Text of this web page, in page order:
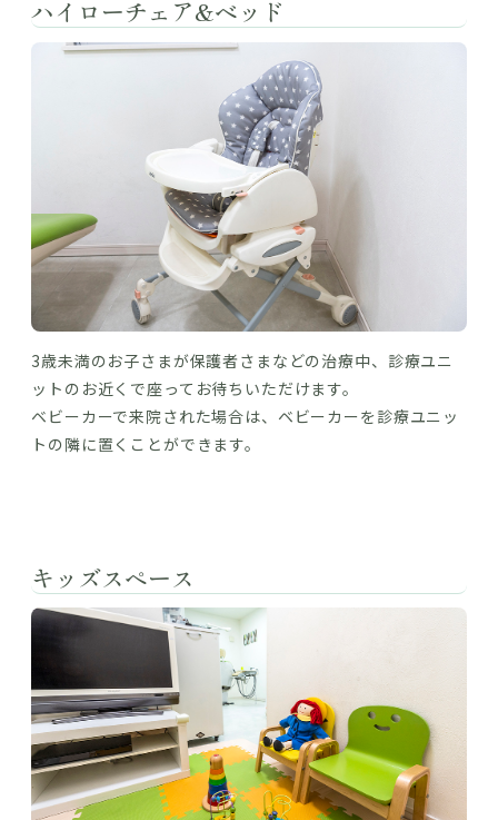
ハイローチェア&ベッド
3歳未満のお子さまが保護者さまなどの治療中、診療ユニ
ットのお近くで座ってお待ちいただけます。
ベビーカーで来院された場合は、ベビーカーを診療ユニッ
トの隣に置くことができます。
キッズスペース